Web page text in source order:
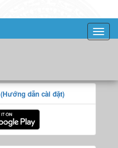
(Hướng dẫn cài đặt)